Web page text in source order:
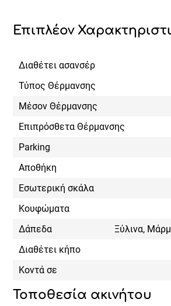
Επιπλέον
Διαθέτει ασανσέρ
Τύπος Θέρμανσης
Μέσον Θέρμανσης
Επιπρόσθετα Θέρμανσης
Parking
Αποθήκη
Εσωτερική σκάλα
Κουφώματα
Δάπεδα
Ξύλινα,
Διαθέτει κήπο
Κοντά σε
Τοποθεσία ακινήτου